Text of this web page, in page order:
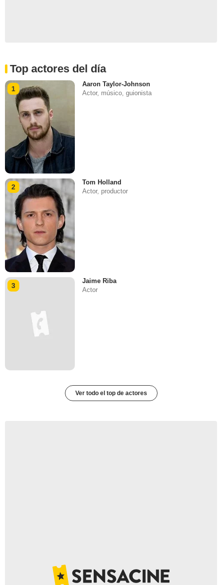
Top actores del día
1
Aaron Taylor-Johnson
Actor, músico, guionista
2
Tom Holland
Actor, productor
3
Jaime Riba
Actor
Ver todo el top de actores